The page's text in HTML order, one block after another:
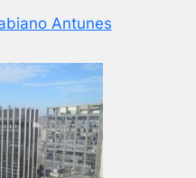
Antunes